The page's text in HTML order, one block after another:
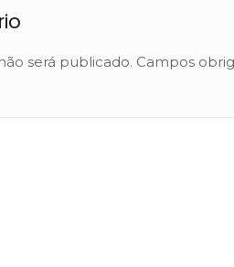
será publicado. Campos